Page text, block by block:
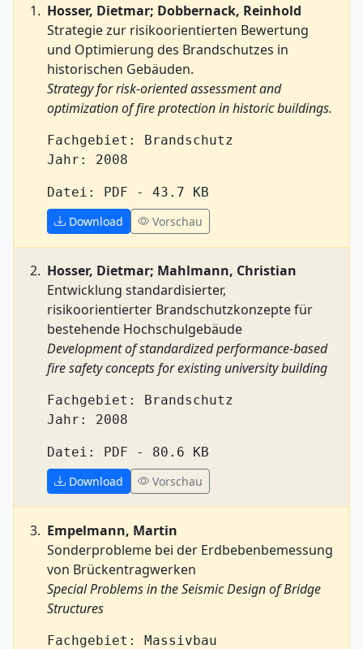
Hosser, Dietmar; Dobbernack, Reinhold
Strategie zur risikoorientierten Bewertung
und Optimierung des Brandschutzes in
historischen Gebäuden.
Strategy for risk-oriented assessment and
optimization of fire protection in historic buildings.
Fachgebiet: Brandschutz
Jahr: 2008
Datei: PDF - 43.7 KB
Download
Vorschau
Hosser, Dietmar; Mahlmann, Christian
Entwicklung standardisierter,
risikoorientierter Brandschutzkonzepte für
bestehende Hochschulgebäude
Development of standardized performance-based
fire safety concepts for existing university building
Fachgebiet: Brandschutz
Jahr: 2008
Datei: PDF - 80.6 KB
Download
Vorschau
Empelmann, Martin
Sonderprobleme bei der Erdbebenbemessung
von Brückentragwerken
Special Problems in the Seismic Design of Bridge
Structures
Fachgebiet: Massivbau